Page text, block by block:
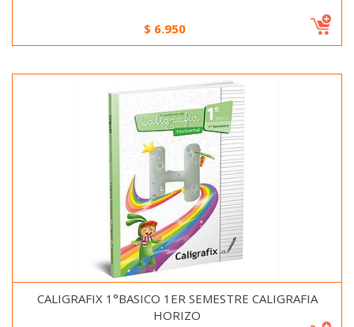
$ 6.950
CALIGRAFIX 1°BASICO 1ER SEMESTRE CALIGRAFIA
HORIZO